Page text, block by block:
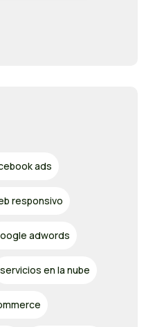
ads
responsivo
adwords
servicios en la nube